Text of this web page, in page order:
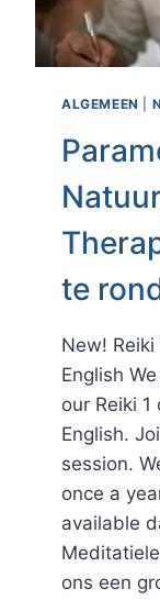
ALGEMEEN
te
New!
English
our Reiki
English.
session.
once a
available
ons een